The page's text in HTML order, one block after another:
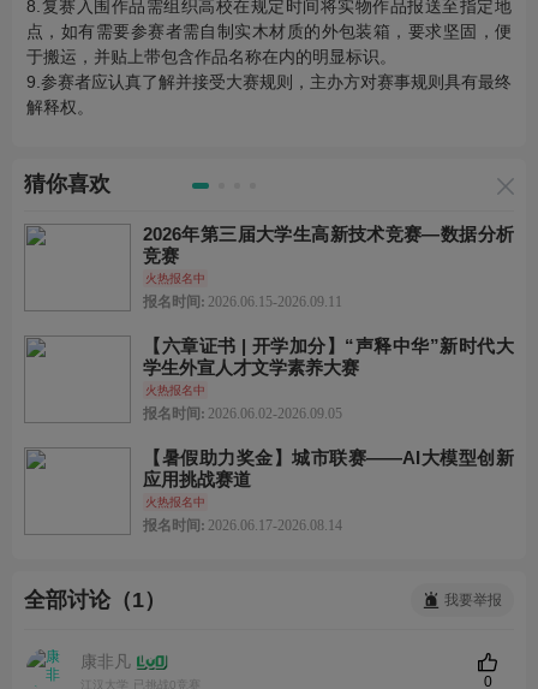
8.复赛入围作品需组织高校在规定时间将实物作品报送至指定地
点，如有需要参赛者需自制实木材质的外包装箱，要求坚固，便
于搬运，并贴上带包含作品名称在内的明显标识。
9.参赛者应认真了解并接受大赛规则，主办方对赛事规则具有最终
解释权。
猜你喜欢
2026年第三届大学生高新技术竞赛—数据分析
竞赛
火热报名中
报名时间: 2026.06.15-2026.09.11
【六章证书 | 开学加分】“声释中华”新时代大
学生外宣人才文学素养大赛
火热报名中
报名时间: 2026.06.02-2026.09.05
【暑假助力奖金】城市联赛——AI大模型创新
应用挑战赛道
火热报名中
报名时间: 2026.06.17-2026.08.14
全部讨论（1） 我要举报
康非凡
江汉大学 已挑战0竞赛 0